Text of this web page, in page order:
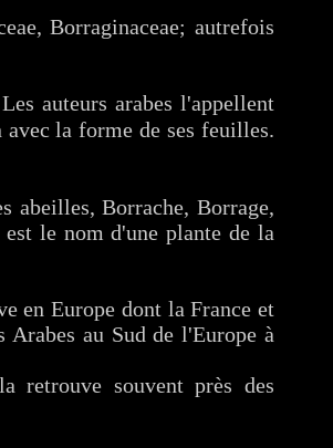
Borraginaceae; autrefois
auteurs arabes l'appellent
abeilles, Borrache, Borrage,
le nom d'une plante de la
en Europe dont la France et
au Sud de l'Europe à
retrouve souvent près des